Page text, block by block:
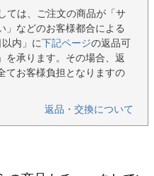
ては、ご注文の商品が「サ
」などのお客様都合による
内」に下記ページの返品可
を承ります。その場合、返
てお客様負担となりますの
返品・交換について